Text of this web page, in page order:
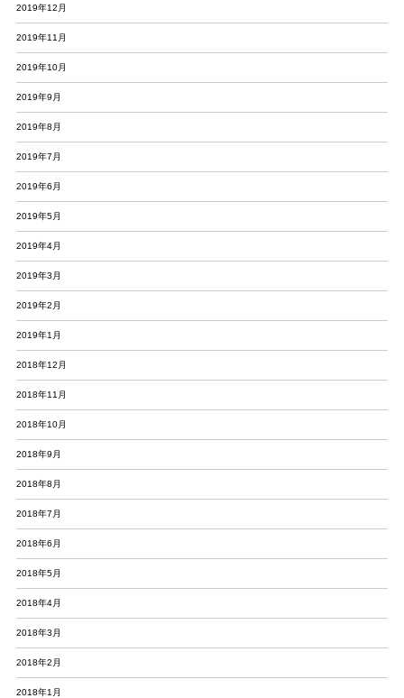
2019年12月
2019年11月
2019年10月
2019年9月
2019年8月
2019年7月
2019年6月
2019年5月
2019年4月
2019年3月
2019年2月
2019年1月
2018年12月
2018年11月
2018年10月
2018年9月
2018年8月
2018年7月
2018年6月
2018年5月
2018年4月
2018年3月
2018年2月
2018年1月